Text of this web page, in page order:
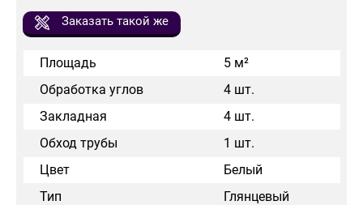
Заказать такой же
Площадь
5 м²
Обработка углов
4 шт.
Закладная
4 шт.
Обход трубы
1 шт.
Цвет
Белый
Тип
Глянцевый